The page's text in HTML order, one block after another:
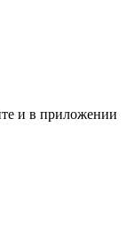
и в приложении